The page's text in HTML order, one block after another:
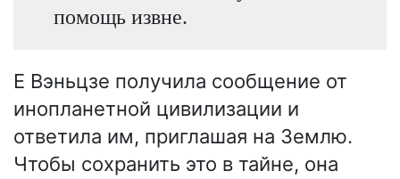
помощь извне.
Е Вэньцзе получила сообщение от
инопланетной цивилизации и
ответила им, приглашая на Землю.
Чтобы сохранить это в тайне, она